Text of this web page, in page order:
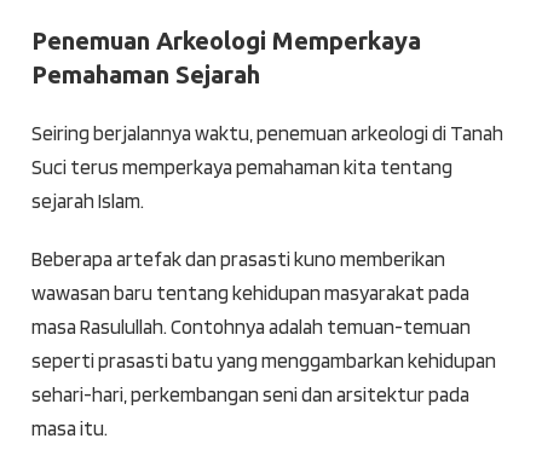
Penemuan Arkeologi Memperkaya
Pemahaman Sejarah
Seiring berjalannya waktu, penemuan arkeologi di Tanah
Suci terus memperkaya pemahaman kita tentang
sejarah Islam.
Beberapa artefak dan prasasti kuno memberikan
wawasan baru tentang kehidupan masyarakat pada
masa Rasulullah. Contohnya adalah temuan-temuan
seperti prasasti batu yang menggambarkan kehidupan
sehari-hari, perkembangan seni dan arsitektur pada
masa itu.